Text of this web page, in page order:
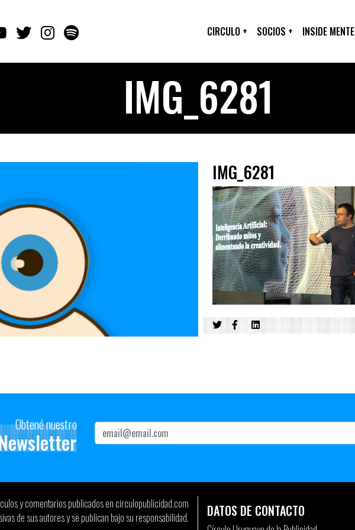
CIRCULO + SOCIOS + INSIDE MENTE
IMG_6281
IMG_6281
Obtené nuestro
y comentarios publicados en circulopublicidad.com
de sus autores y se publican bajo su responsabilidad.
DATOS DE CONTACTO